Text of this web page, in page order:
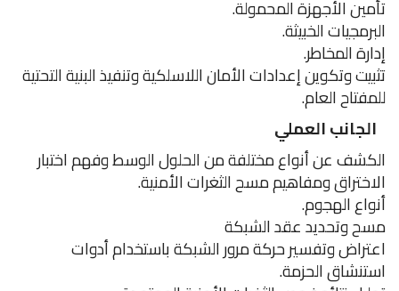
تأمين الأجهزة المحمولة.
البرمجيات الخبيثة.
إدارة المخاطر.
تثبيت وتكوين إعدادات الأمان اللاسلكية وتنفيذ البنية التحتية
للمفتاح العام.
الجانب العملي
الكشف عن أنواع مختلفة من الحلول الوسط وفهم اختبار
الاختراق ومفاهيم مسح الثغرات الأمنية.
أنواع الهجوم.
مسح وتحديد عقد الشبكة
اعتراض وتفسير حركة مرور الشبكة باستخدام أدوات
استنشاق الحزمة.